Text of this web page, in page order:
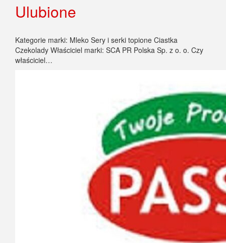
Ulubione
Kategorie marki: Mleko Sery i serki topione Ciastka
Czekolady Właściciel marki: SCA PR Polska Sp. z o. o. Czy
właściciel…